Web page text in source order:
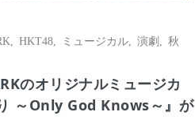
,HKT48 ミュージカル ,演劇 ,秋
のオリジナルミュージカ
～Only God Knows～』が